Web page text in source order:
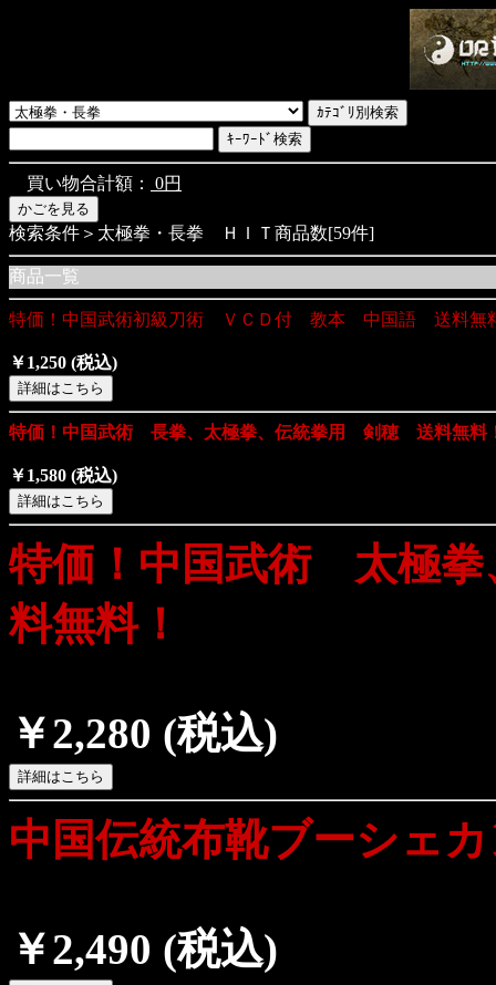
買い物合計額： 0円
検索条件＞太極拳・長拳 ＨＩＴ商品数[59件]
商品一覧
特価！中国武術初級刀術 ＶＣＤ付 教本 中国語 送料無
￥1,250 (税込)
特価！中国武術 長拳、太極拳、伝統拳用 剣穂 送料無料
￥1,580 (税込)
特価！中国武術 太極
料無料！
￥2,280 (税込)
中国伝統布靴ブーシェ
￥2,490 (税込)